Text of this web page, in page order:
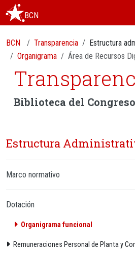
BCN
BCN Transparencia
Estructura
Organigrama
Área de Recursos
Biblioteca del
Estructura
Marco normativo
Dotación
Organigrama funcional
Remuneraciones Personal de Planta y